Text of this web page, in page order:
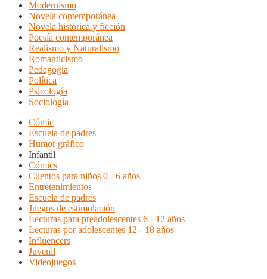
Modernismo
Novela contemporánea
Novela histórica y ficción
Poesía contemporánea
Realismo y Naturalismo
Romanticismo
Pedagogía
Política
Psicología
Sociología
Cómic
Escuela de padres
Humor gráfico
Infantil
Cómics
Cuentos para niños 0 - 6 años
Entretenimientos
Escuela de padres
Juegos de estimulación
Lecturas para preadolescentes 6 - 12 años
Lecturas por adolescentes 12 - 18 años
Influencers
Juvenil
Videojuegos